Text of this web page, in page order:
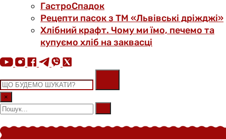
ГастроСпадок
Рецепти пасок з ТМ «Львівські дріжджі»
Хлібний крафт. Чому ми їмо, печемо та
купуємо хліб на заквасці
×